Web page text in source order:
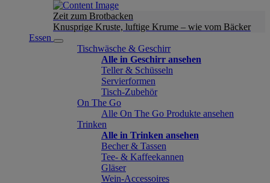
Zeit zum Brotbacken
Knusprige Kruste, luftige Krume – wie vom Bäcker
Essen
Tischwäsche & Geschirr
Alle in Geschirr ansehen
Teller & Schüsseln
Servierformen
Tisch-Zubehör
On The Go
Alle On The Go Produkte ansehen
Trinken
Alle in Trinken ansehen
Becher & Tassen
Tee- & Kaffeekannen
Gläser
Wein-Accessoires